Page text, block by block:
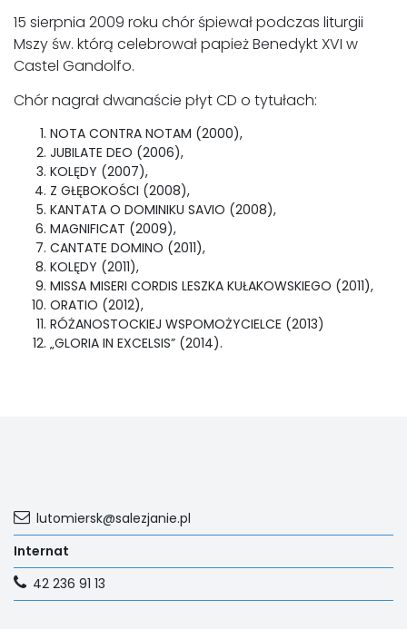
15 sierpnia 2009 roku chór śpiewał podczas liturgii
Mszy św. którą celebrował papież Benedykt XVI w
Castel Gandolfo.
Chór nagrał dwanaście płyt CD o tytułach:
NOTA CONTRA NOTAM (2000),
JUBILATE DEO (2006),
KOLĘDY (2007),
Z GŁĘBOKOŚCI (2008),
KANTATA O DOMINIKU SAVIO (2008),
MAGNIFICAT (2009),
CANTATE DOMINO (2011),
KOLĘDY (2011),
MISSA MISERI CORDIS LESZKA KUŁAKOWSKIEGO (2011),
ORATIO (2012),
RÓŻANOSTOCKIEJ WSPOMOŻYCIELCE (2013)
„GLORIA IN EXCELSIS” (2014).
lutomiersk@salezjanie.pl
Internat
42 236 91 13